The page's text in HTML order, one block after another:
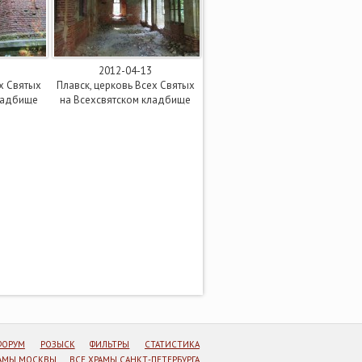
Святых
2012-04-13
Плавск, церковь Всех Святых
на Всехсвятском кладбище
РОЗЫСК ФИЛЬТРЫ
СТАТИСТИКА
МОСКВЫ
ВСЕ ХРАМЫ САНКТ-ПЕТЕРБУРГА